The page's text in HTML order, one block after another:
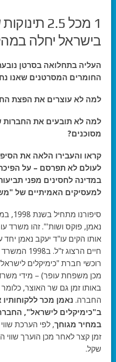
1 מכל 2.5
בישראל יחלה
העליה בתחלואה בסרטן
החומרים המסרטנים שאנו
למה לא עוצרים את הפצת
למה לא תובעים את החברות
מסוכנים?
קראו והעבירו הלאה את
לעולם לא תפרסם – על
במדינה לחסינים מפני
למעסיקים האמיתיים של
נאמן, פוקס ושות'". זהו משרד
אותו הקים עו"ד יעקב נאמן
חיים הרצוג
רוכשי חברת "כימיקלים
מכן משפחת עופר) – מידי
באותו זמן גם שר האוצר,
החברה. נאמן מכר
ב"כימיקלים לישראל",
במחיר מגוחך
שקל.